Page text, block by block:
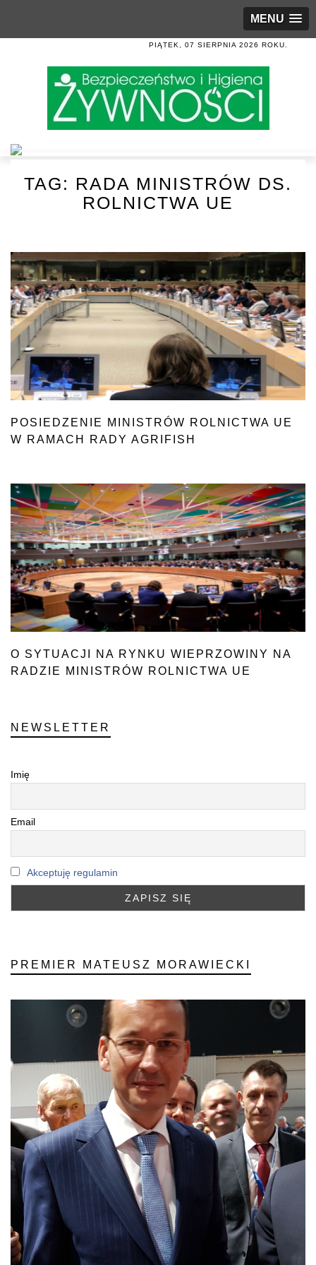
MENU
PIĄTEK, 07 SIERPNIA 2026 ROKU.
TAG: RADA MINISTRÓW DS.
ROLNICTWA UE
POSIEDZENIE MINISTRÓW ROLNICTWA UE
W RAMACH RADY AGRIFISH
O SYTUACJI NA RYNKU WIEPRZOWINY NA
RADZIE MINISTRÓW ROLNICTWA UE
NEWSLETTER
Imię
Email
Akceptuję regulamin
PREMIER MATEUSZ MORAWIECKI